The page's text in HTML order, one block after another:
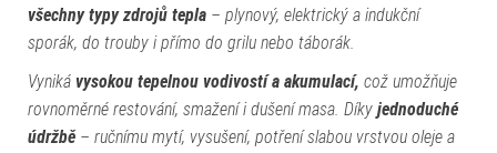
všechny typy zdrojů tepla – plynový, elektrický a indukční
sporák, do trouby i přímo do grilu nebo táborák.
Vyniká vysokou tepelnou vodivostí a akumulací, což umožňuje
rovnoměrné restování, smažení i dušení masa. Díky jednoduché
údržbě– ručnímu mytí, vysušení, potření slabou vrstvou oleje a